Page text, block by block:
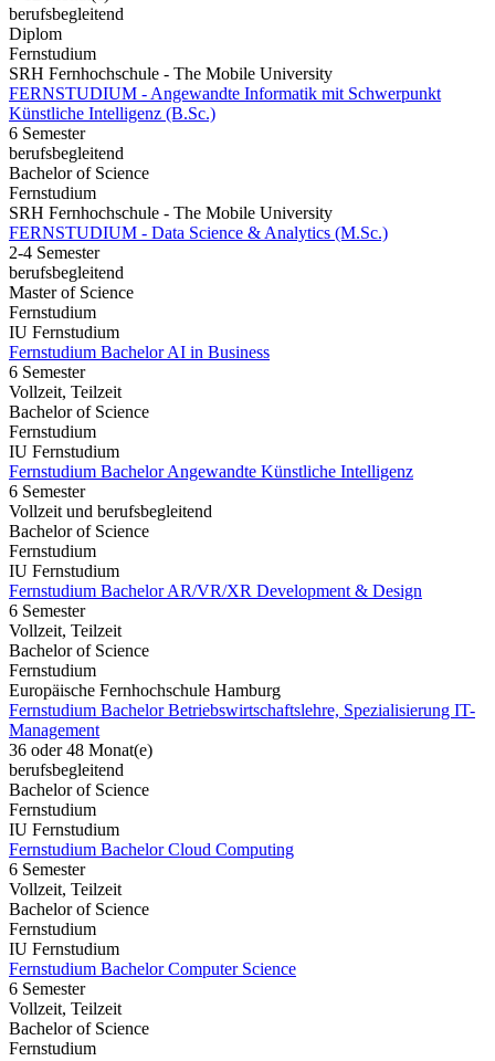
berufsbegleitend
Diplom
Fernstudium
SRH Fernhochschule - The Mobile University
FERNSTUDIUM - Angewandte Informatik mit Schwerpunkt
Künstliche Intelligenz (B.Sc.)
6 Semester
berufsbegleitend
Bachelor of Science
Fernstudium
SRH Fernhochschule - The Mobile University
FERNSTUDIUM - Data Science & Analytics (M.Sc.)
2-4 Semester
berufsbegleitend
Master of Science
Fernstudium
IU Fernstudium
Fernstudium Bachelor AI in Business
6 Semester
Vollzeit, Teilzeit
Bachelor of Science
Fernstudium
IU Fernstudium
Fernstudium Bachelor Angewandte Künstliche Intelligenz
6 Semester
Vollzeit und berufsbegleitend
Bachelor of Science
Fernstudium
IU Fernstudium
Fernstudium Bachelor AR/VR/XR Development & Design
6 Semester
Vollzeit, Teilzeit
Bachelor of Science
Fernstudium
Europäische Fernhochschule Hamburg
Fernstudium Bachelor Betriebswirtschaftslehre, Spezialisierung IT-
Management
36 oder 48 Monat(e)
berufsbegleitend
Bachelor of Science
Fernstudium
IU Fernstudium
Fernstudium Bachelor Cloud Computing
6 Semester
Vollzeit, Teilzeit
Bachelor of Science
Fernstudium
IU Fernstudium
Fernstudium Bachelor Computer Science
6 Semester
Vollzeit, Teilzeit
Bachelor of Science
Fernstudium